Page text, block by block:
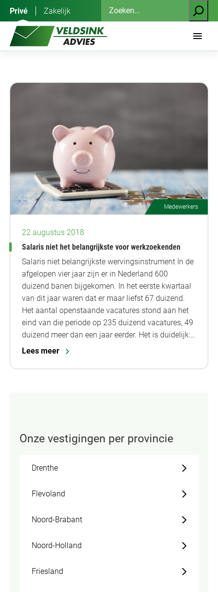
inhoud
Privé Zakelijk
Zoeken
Medewerkers
22 augustus 2018
Salaris niet het belangrijkste voor werkzoekenden
Salaris niet belangrijkste wervingsinstrument In de
afgelopen vier jaar zijn er in Nederland 600
duizend banen bijgekomen. In het eerste kwartaal
van dit jaar waren dat er maar liefst 67 duizend.
Het aantal openstaande vacatures stond aan het
eind van die periode op 235 duizend vacatures, 49
duizend meer dan een jaar eerder. Het is duidelijk:…
Lees meer
Onze vestigingen per provincie
Drenthe
Flevoland
Noord-Brabant
Noord-Holland
Friesland